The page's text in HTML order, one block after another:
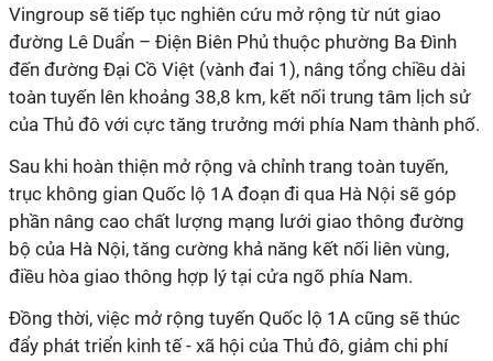
Vingroup sẽ tiếp tục nghiên cứu mở rộng từ nút giao
đường Lê Duẩn – Điện Biên Phủ thuộc phường Ba Đình
đến đường Đại Cồ Việt (vành đai 1), nâng tổng chiều dài
toàn tuyến lên khoảng 38,8 km, kết nối trung tâm lịch sử
của Thủ đô với cực tăng trưởng mới phía Nam thành phố.
Sau khi hoàn thiện mở rộng và chỉnh trang toàn tuyến,
trục không gian Quốc lộ 1A đoạn đi qua Hà Nội sẽ góp
phần nâng cao chất lượng mạng lưới giao thông đường
bộ của Hà Nội, tăng cường khả năng kết nối liên vùng,
điều hòa giao thông hợp lý tại cửa ngõ phía Nam.
Đồng thời, việc mở rộng tuyến Quốc lộ 1A cũng sẽ thúc
đẩy phát triển kinh tế - xã hội của Thủ đô, giảm chi phí